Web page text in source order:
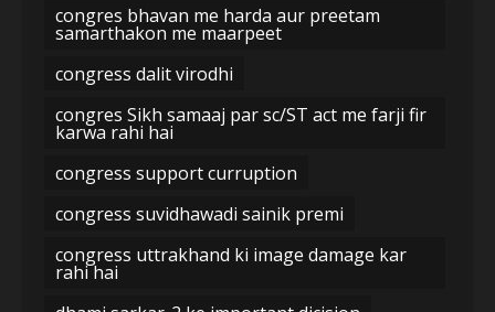
congres bhavan me harda aur preetam
samarthakon me maarpeet
congress dalit virodhi
congres Sikh samaaj par sc/ST act me farji fir
karwa rahi hai
congress support curruption
congress suvidhawadi sainik premi
congress uttrakhand ki image damage kar
rahi hai